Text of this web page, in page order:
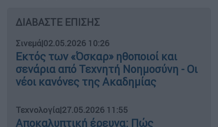
ΔΙΑΒΑΣΤΕ ΕΠΙΣΗΣ
Σινεμά|02.05.2026 10:26
Εκτός των «Όσκαρ» ηθοποιοί και
σενάρια από Τεχνητή Νοημοσύνη - Οι
νέοι κανόνες της Ακαδημίας
Τεχνολογία|27.05.2026 11:55
Αποκαλυπτική έρευνα: Πώς